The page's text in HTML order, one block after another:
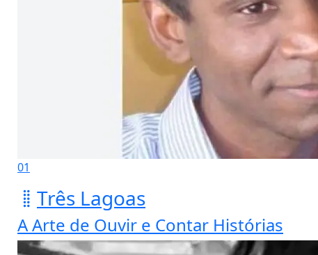
01
Três Lagoas
A Arte de Ouvir e Contar Histórias